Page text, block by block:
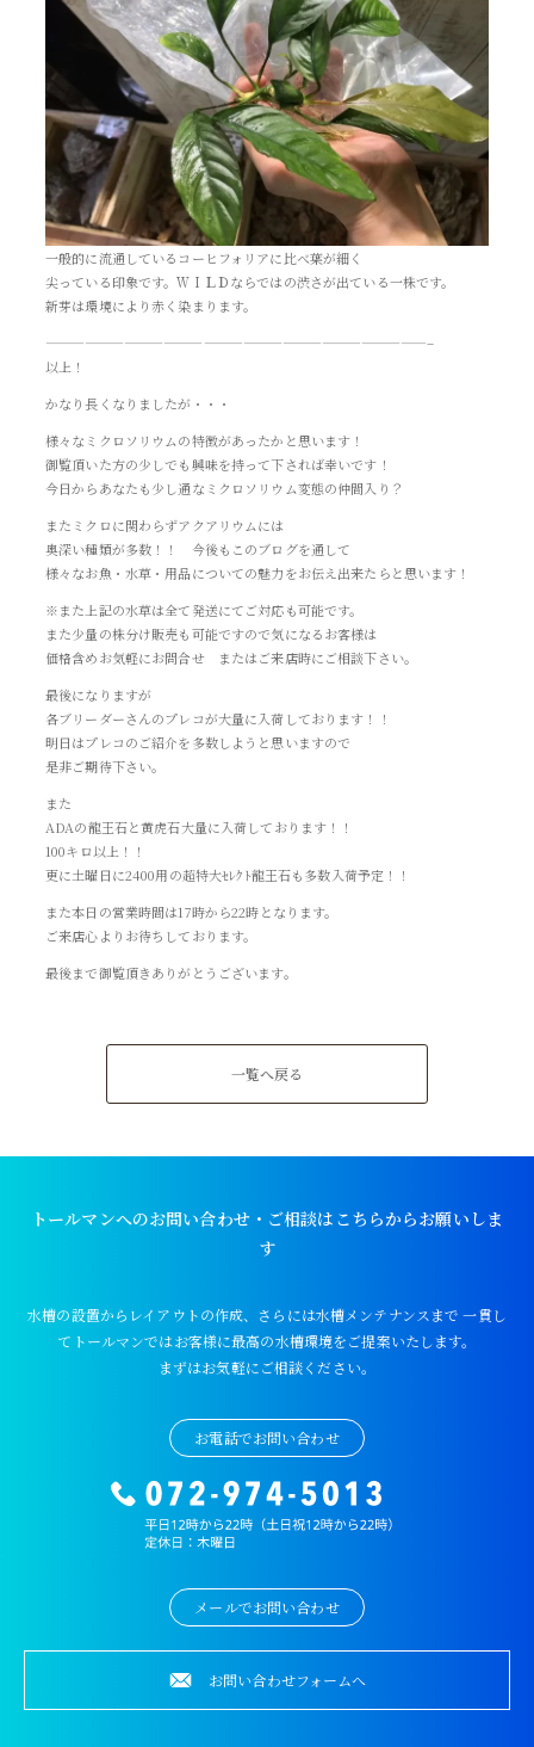
一般的に流通しているコーヒフォリアに比べ葉が細く
尖っている印象です。ＷＩＬＤならではの渋さが出ている一株です。
新芽は環境により赤く染まります。
—————————————————————————————–
以上！
かなり長くなりましたが・・・
様々なミクロソリウムの特徴があったかと思います！
御覧頂いた方の少しでも興味を持って下されば幸いです！
今日からあなたも少し通なミクロソリウム変態の仲間入り？
またミクロに関わらずアクアリウムには
奥深い種類が多数！！ 今後もこのブログを通して
様々なお魚・水草・用品についての魅力をお伝え出来たらと思います！
※また上記の水草は全て発送にてご対応も可能です。
また少量の株分け販売も可能ですので気になるお客様は
価格含めお気軽にお問合せ またはご来店時にご相談下さい。
最後になりますが
各ブリーダーさんのプレコが大量に入荷しております！！
明日はプレコのご紹介を多数しようと思いますので
是非ご期待下さい。
また
ADAの龍王石と黄虎石大量に入荷しております！！
100キロ以上！！
更に土曜日に2400用の超特大ｾﾚｸﾄ龍王石も多数入荷予定！！
また本日の営業時間は17時から22時となります。
ご来店心よりお待ちしております。
最後まで御覧頂きありがとうございます。
一覧へ戻る
トールマンへのお問い合わせ・ご相談はこちらからお願いしま
す
水槽の設置からレイアウトの作成、さらには水槽メンテナンスまで 一貫し
てトールマンではお客様に最高の水槽環境をご提案いたします。
まずはお気軽にご相談ください。
お電話でお問い合わせ
メールでお問い合わせ
お問い合わせフォームへ